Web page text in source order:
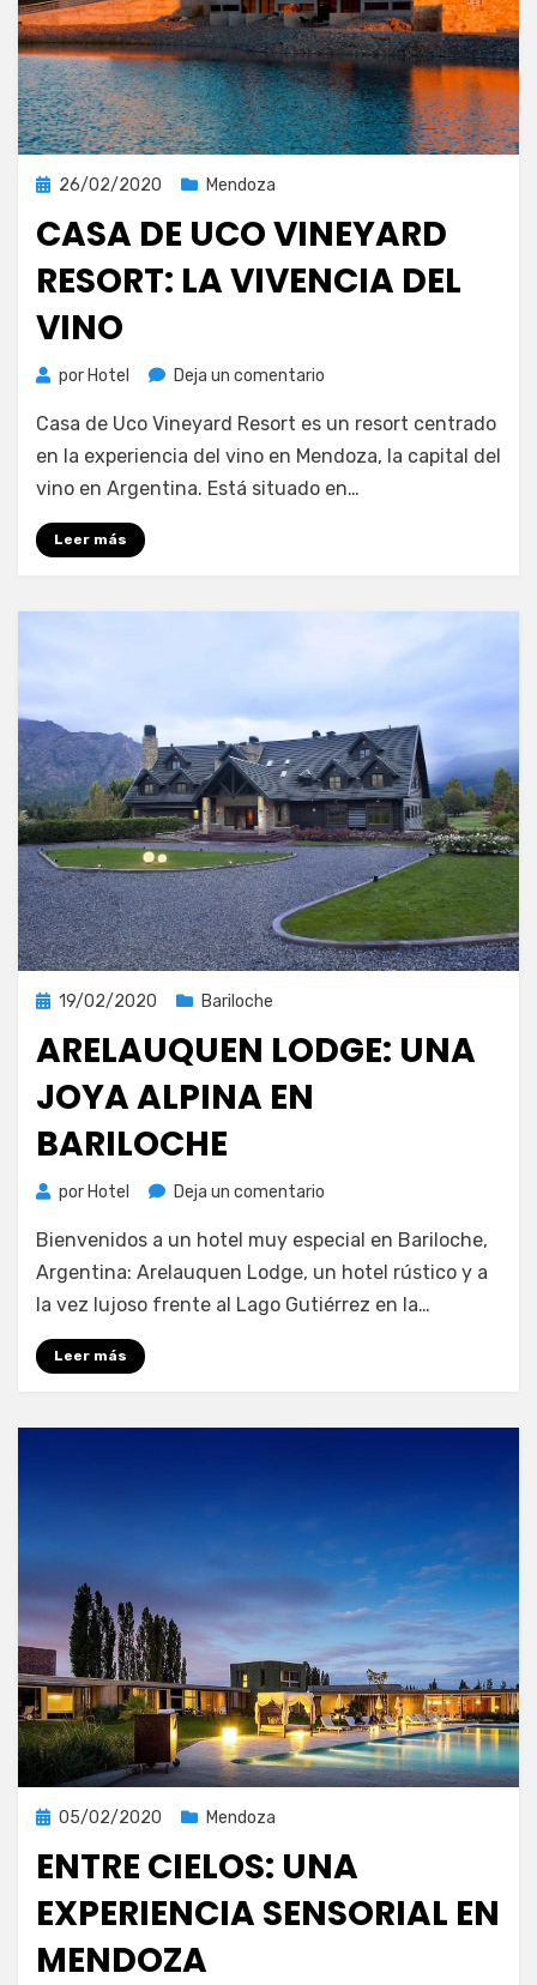
Publicada
26/02/2020 Mendoza
CASA DE UCO VINEYARD
RESORT: LA VIVENCIA DEL
VINO
por Hotel Deja un comentario
de
Uco
Vineyard
Casa de Uco Vineyard Resort es un resort centrado
en la experiencia del vino en Mendoza, la capital del
vino en Argentina. Está situado en…
Leer más
Publicada
19/02/2020 Bariloche
ARELAUQUEN LODGE: UNA
JOYA ALPINA EN
BARILOCHE
por Hotel Deja un comentario
Lodge:
una
joya
Bienvenidos a un hotel muy especial en Bariloche,
Argentina: Arelauquen Lodge, un hotel rústico y a
la vez lujoso frente al Lago Gutiérrez en la…
Leer más
Publicada
05/02/2020 Mendoza
ENTRE CIELOS: UNA
EXPERIENCIA SENSORIAL EN
MENDOZA